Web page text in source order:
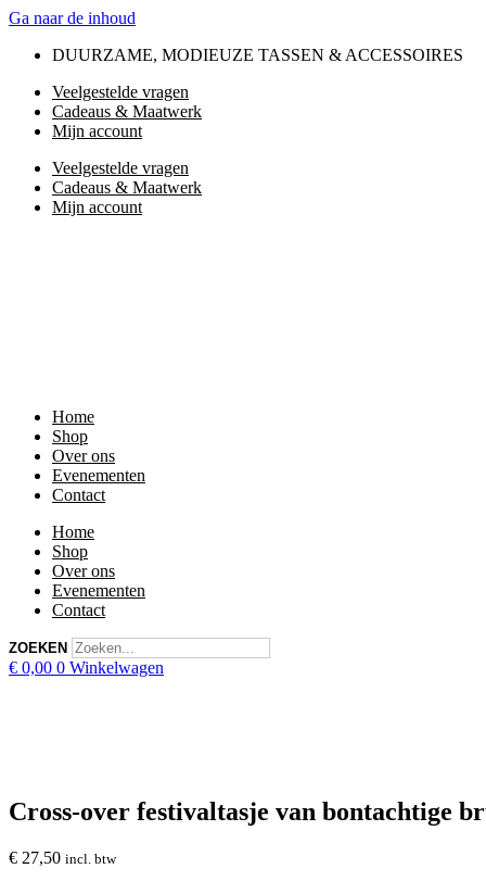
Ga naar de inhoud
DUURZAME, MODIEUZE TASSEN & ACCESSOIRES
Veelgestelde vragen
Cadeaus & Maatwerk
Mijn account
Veelgestelde vragen
Cadeaus & Maatwerk
Mijn account
Home
Shop
Over ons
Evenementen
Contact
Home
Shop
Over ons
Evenementen
Contact
ZOEKEN
€ 0,00 0 Winkelwagen
Cross-over festivaltasje van bontachtige
€ 27,50 incl. btw